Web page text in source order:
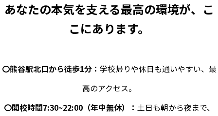
あなたの本気を支える最高の環境が、こ
こにあります。
〇熊谷駅北口から徒歩1分： 学校帰りや休日も通いやすい、最
高のアクセス。
〇開校時間7:30~22:00（年中無休）： 土日も朝から夜まで、